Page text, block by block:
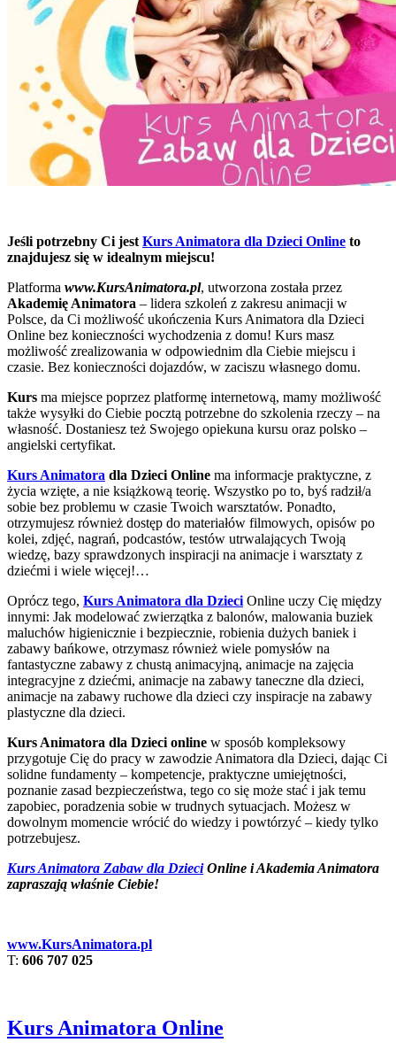
Jeśli potrzebny Ci jestKurs Animatora dla Dzieci Online to
znajdujesz się w idealnym miejscu!
Platforma www.KursAnimatora.pl, utworzona została przez
Akademię Animatora – lidera szkoleń z zakresu animacji w
Polsce, da Ci możliwość ukończenia Kurs Animatora dla Dzieci
Online bez konieczności wychodzenia z domu! Kurs masz
możliwość zrealizowania w odpowiednim dla Ciebie miejscu i
czasie. Bez konieczności dojazdów, w zaciszu własnego domu.
Kurs ma miejsce poprzez platformę internetową, mamy możliwość
także wysyłki do Ciebie pocztą potrzebne do szkolenia rzeczy – na
własność. Dostaniesz też Swojego opiekuna kursu oraz polsko –
angielski certyfikat.
Kurs Animatora dla Dzieci Online ma informacje praktyczne, z
życia wzięte, a nie książkową teorię. Wszystko po to, byś radził/a
sobie bez problemu w czasie Twoich warsztatów. Ponadto,
otrzymujesz również dostęp do materiałów filmowych, opisów po
kolei, zdjęć, nagrań, podcastów, testów utrwalających Twoją
wiedzę, bazy sprawdzonych inspiracji na animacje i warsztaty z
dziećmi i wiele więcej!…
Oprócz tego, Kurs Animatora dla DzieciOnline uczy Cię między
innymi: Jak modelować zwierzątka z balonów, malowania buziek
maluchów higienicznie i bezpiecznie, robienia dużych baniek i
zabawy bańkowe, otrzymasz również wiele pomysłów na
fantastyczne zabawy z chustą animacyjną, animacje na zajęcia
integracyjne z dziećmi, animacje na zabawy taneczne dla dzieci,
animacje na zabawy ruchowe dla dzieci czy inspiracje na zabawy
plastyczne dla dzieci.
Kurs Animatora dla Dzieci online w sposób kompleksowy
przygotuje Cię do pracy w zawodzie Animatora dla Dzieci, dając Ci
solidne fundamenty – kompetencje, praktyczne umiejętności,
poznanie zasad bezpieczeństwa, tego co się może stać i jak temu
zapobiec, poradzenia sobie w trudnych sytuacjach. Możesz w
dowolnym momencie wrócić do wiedzy i powtórzyć – kiedy tylko
potrzebujesz.
Kurs Animatora Zabaw dla DzieciOnline i Akademia Animatora
zapraszają właśnie Ciebie!
www.KursAnimatora.pl
T: 606 707 025
Kurs Animatora Online